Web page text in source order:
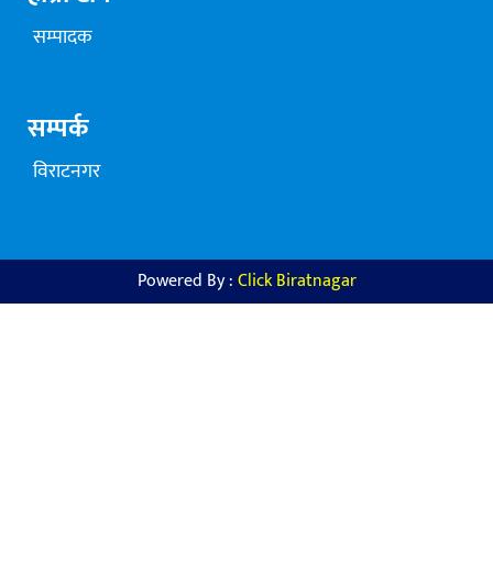
सम्पादक
सम्पर्क
विराटनगर
Powered By :Click Biratnagar